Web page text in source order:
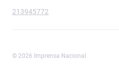
213945772
© 2026 Imprensa Nacional